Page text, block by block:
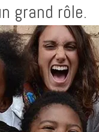
grand rôle.